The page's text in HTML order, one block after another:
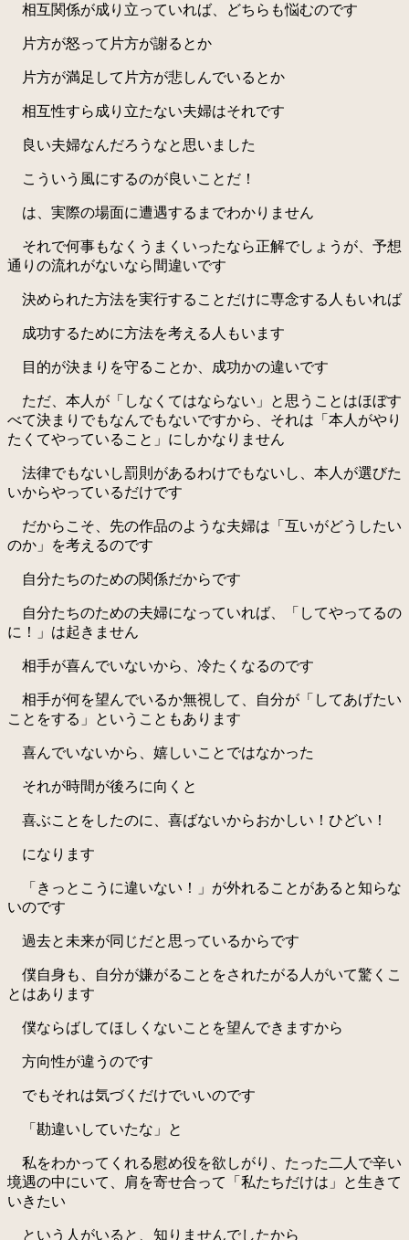
相互関係が成り立っていれば、どちらも悩むのです
片方が怒って片方が謝るとか
片方が満足して片方が悲しんでいるとか
相互性すら成り立たない夫婦はそれです
良い夫婦なんだろうなと思いました
こういう風にするのが良いことだ！
は、実際の場面に遭遇するまでわかりません
それで何事もなくうまくいったなら正解でしょうが、予想
通りの流れがないなら間違いです
決められた方法を実行することだけに専念する人もいれば
成功するために方法を考える人もいます
目的が決まりを守ることか、成功かの違いです
ただ、本人が「しなくてはならない」と思うことはほぼす
べて決まりでもなんでもないですから、それは「本人がやり
たくてやっていること」にしかなりません
法律でもないし罰則があるわけでもないし、本人が選びた
いからやっているだけです
だからこそ、先の作品のような夫婦は「互いがどうしたい
のか」を考えるのです
自分たちのための関係だからです
自分たちのための夫婦になっていれば、「してやってるの
に！」は起きません
相手が喜んでいないから、冷たくなるのです
相手が何を望んでいるか無視して、自分が「してあげたい
ことをする」ということもあります
喜んでいないから、嬉しいことではなかった
それが時間が後ろに向くと
喜ぶことをしたのに、喜ばないからおかしい！ひどい！
になります
「きっとこうに違いない！」が外れることがあると知らな
いのです
過去と未来が同じだと思っているからです
僕自身も、自分が嫌がることをされたがる人がいて驚くこ
とはあります
僕ならばしてほしくないことを望んできますから
方向性が違うのです
でもそれは気づくだけでいいのです
「勘違いしていたな」と
私をわかってくれる慰め役を欲しがり、たった二人で辛い
境遇の中にいて、肩を寄せ合って「私たちだけは」と生きて
いきたい
という人がいると、知りませんでしたから